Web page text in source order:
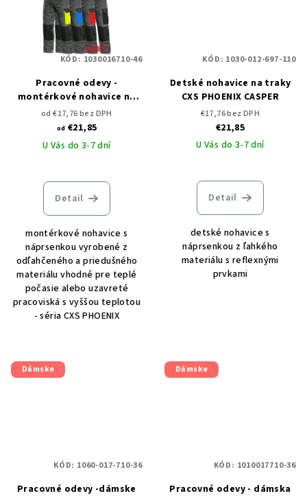
Pracovné odevy -
montérkové nohavice na
traky CXS PHOENIX CRONOS
od €17,76 bez DPH
od €21,85
U Vás do 3-7 dní
Detail
montérkové nohavice s
náprsenkou vyrobené z
odľahčeného a priedušného
materiálu vhodné pre teplé
počasie alebo uzavreté
pracoviská s vyššou teplotou
- séria CXS PHOENIX
KÓD: 1030016710-46
Detské nohavice na traky
CXS PHOENIX CASPER
€17,76 bez DPH
€21,85
U Vás do 3-7 dní
Detail
detské nohavice s
náprsenkou z ľahkého
materiálu s reflexnými
prvkami
KÓD: 1030-012-697-110
Dámske
Pracovné odevy -dámske
KÓD: 1060-017-710-36
Dámske
Pracovné odevy - dámska
KÓD: 1010017710-36